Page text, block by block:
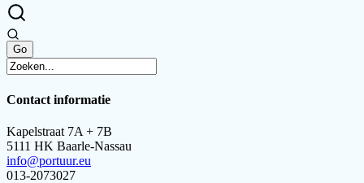
Contact informatie
Kapelstraat 7A + 7B
5111 HK Baarle-Nassau
info@portuur.eu
013-2073027